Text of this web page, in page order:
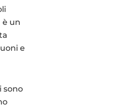
è un
e
sono